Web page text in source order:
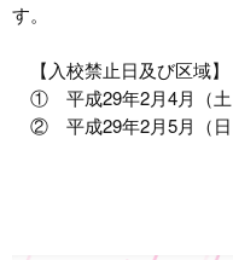
す。
【入校禁止日及び区域】
① 平成29年2月4月（
② 平成29年2月5